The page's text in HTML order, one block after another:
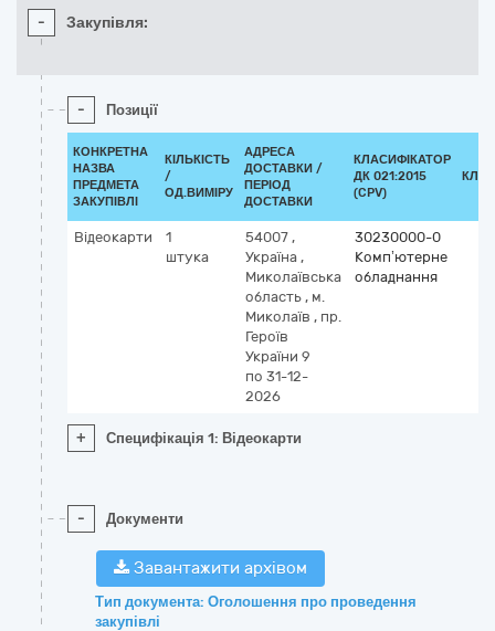
- Закупівля:
- Позиції
КОНКРЕТНА
НАЗВА
ПРЕДМЕТА
ЗАКУПІВЛІ
КІЛЬКІСТЬ
/
ОД.ВИМІРУ
АДРЕСА
ДОСТАВКИ /
ПЕРІОД
ДОСТАВКИ
КЛАСИФІКАТОР
ДК 021:2015
(CPV)
Відеокарти
1
штука
54007 ,
Україна ,
Миколаївська
область , м.
Миколаїв , пр.
Героїв
України 9
по 31-12-
2026
30230000-0
Комп’ютерне
обладнання
+ Специфікація 1: Відеокарти
- Документи
Завантажити архівом
Тип документа: Оголошення про проведення
закупівлі